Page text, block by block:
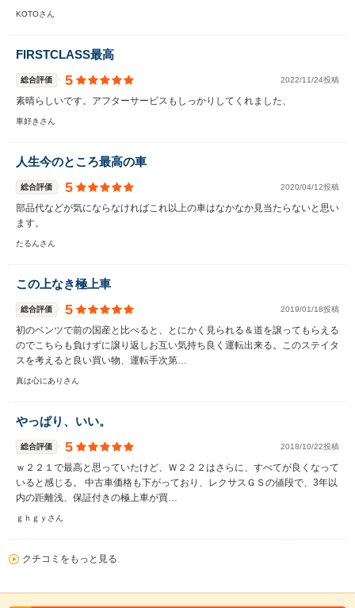
KOTOさん
FIRSTCLASS最高
総合評価 5 2022/11/24投稿
素晴らしいです。アフターサービスもしっかりしてくれました、
車好きさん
人生今のところ最高の車
総合評価 5 2020/04/12投稿
部品代などが気にならなければこれ以上の車はなかなか見当たらないと思い
ます。
たるんさん
この上なき極上車
総合評価 5 2019/01/18投稿
初のベンツで前の国産と比べると、とにかく見られる＆道を譲ってもらえる
のでこちらも負けずに譲り返しお互い気持ち良く運転出来る。このステイタ
スを考えると良い買い物、運転手次第…
真は心にありさん
やっぱり、いい。
総合評価 5 2018/10/22投稿
ｗ２２１で最高と思っていたけど、Ｗ２２２はさらに、すべてが良くなって
いると感じる。 中古車価格も下がっており、レクサスＧＳの値段で、3年以
内の距離浅、保証付きの極上車が買…
ｇｈｇｙさん
クチコミをもっと見る